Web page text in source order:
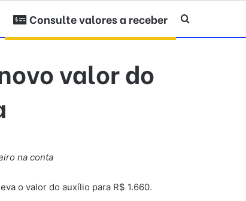
Consulte valores a receber Procurar por
valor do
na conta
o valor do auxílio para R$ 1.660.